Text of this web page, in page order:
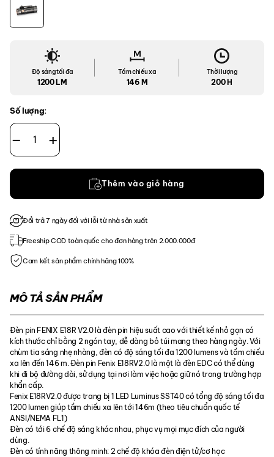
Độ sáng tối đa
1200 LM
Tầm chiếu xa
146 M
Thời lượng
200 H
Số lượng:
Đèn Pin Fenix E18R V2.0 số lượng
Thêm vào giỏ hàng
Đổi trả 7 ngày đối với lỗi từ nhà sản xuất
Freeship COD toàn quốc cho đơn hàng trên 2.000.000đ
Cam kết sản phẩm chính hãng 100%
MÔ TẢ SẢN PHẨM
Đèn pin FENIX E18R V2.0 là đèn pin hiệu suất cao với thiết kế nhỏ gọn có
kích thước chỉ bằng 2 ngón tay, dễ dàng bỏ túi mang theo hàng ngày. Với
chùm tia sáng nhẹ nhàng, đèn có độ sáng tối đa 1200 lumens và tầm chiếu
xa lên đến 146 m. Đèn pin Fenix E18RV2.0 là một là đèn EDC có thể dùng
khi đi bộ đường dài, sử dụng tại nơi làm việc hoặc giữ nó trong trường hợp
khẩn cấp.
Fenix E18RV2.0 được trang bị 1 LED Luminus SST40 có tổng độ sáng tối đa
1200 lumen giúp tầm chiếu xa lên tới 146m (theo tiêu chuẩn quốc tế
ANSI/NEMA FL1)
Đèn có tới 6 chế độ sáng khác nhau, phục vụ mọi mục đích của người
dùng.
Đèn có tính năng thông minh: 2 chế độ khóa đèn điện tử/cơ học